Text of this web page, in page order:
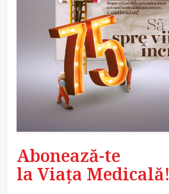
Abonează-te
la Viața Medicală!